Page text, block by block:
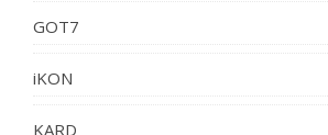
GOT7
iKON
KARD